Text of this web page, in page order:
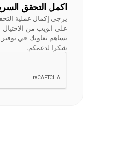
اكمل التحقق
يرجى إكمال عملية
على الويب من
تساهم تعاونك في توفير
شكرا لدعمكم.